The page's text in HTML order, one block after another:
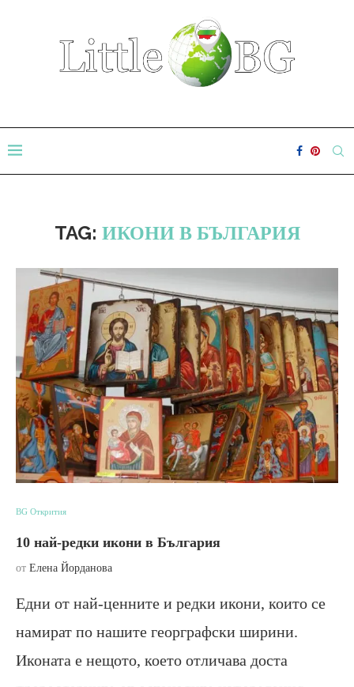
TAG: ИКОНИ В БЪЛГАРИЯ
BG Открития
10 най-редки икони в България
от Елена Йорданова
Едни от най-ценните и редки икони, които се
намират по нашите георграфски ширини.
Иконата е нещото, което отличава доста